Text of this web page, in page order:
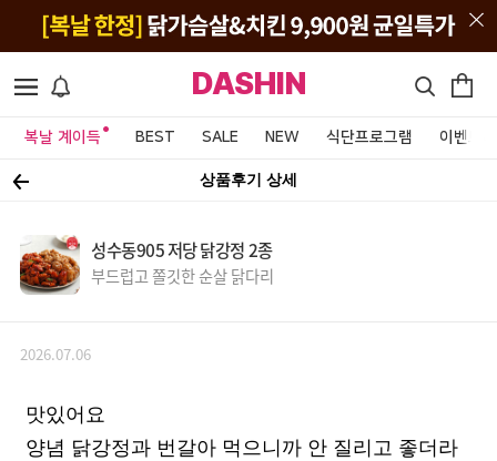
DASHIN
복날 계이득 BEST SALE NEW 식단프로그램 이벤트&
상품후기 상세
성수동905 저당 닭강정 2종
부드럽고 쫄깃한 순살 닭다리
2026.07.06
맛있어요
양념 닭강정과 번갈아 먹으니까 안 질리고 좋더라